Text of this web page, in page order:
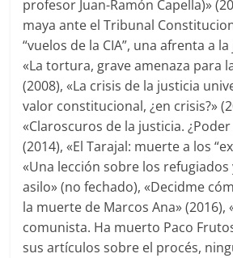
profesor Juan-Ramón Capella)»
maya ante el Tribunal
“vuelos de la CIA”, una afrenta a
«La tortura, grave amenaza para
(2008), «La crisis de la justicia
valor constitucional, ¿en crisis?»
«Claroscuros de la justicia.
(2014), «El Tarajal: muerte a los
«Una lección sobre los
asilo» (no fechado), «Decidme
la muerte de Marcos Ana» (2016),
comunista. Ha muerto Paco
sus artículos sobre el procés,